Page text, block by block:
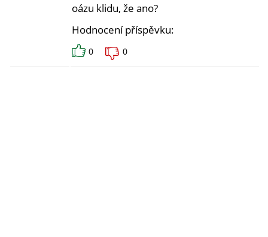
oázu klidu, že ano?
Hodnocení příspěvku:
0 0